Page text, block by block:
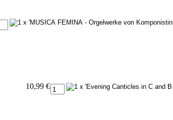
10,99 €